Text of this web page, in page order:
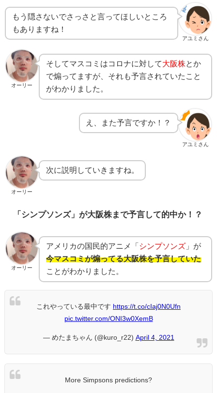
アユミさん
もう隠さないでさっさと言ってほしいところ
もありますね！
オーリー
そしてマスコミはコロナに対して大阪株とか
で煽ってますが、それも予言されていたこと
がわかりました。
アユミさん
え、また予言ですか！？
オーリー
次に説明していきますね。
「シンプソンズ」が大阪株まで予言して的中か！？
オーリー
アメリカの国民的アニメ「 シンプソンズ」が
今マスコミが煽ってる大阪株を予言していた
ことがわかりました。
これやっている最中です https://t.co/cIaj0N0Ufn
pic.twitter.com/ONI3w0XemB
— めたまちゃん (@kuro_r22) April 4, 2021
More Simpsons predictions?